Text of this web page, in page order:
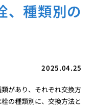
、種類別の
2025.04.25
があり、それぞれ交換方
の種類別に、交換方法と